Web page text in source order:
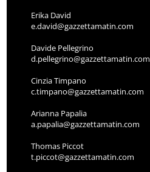
Erika David
e.david@gazzettamatin.com
Davide Pellegrino
d.pellegrino@gazzettamatin.com
Cinzia Timpano
c.timpano@gazzettamatin.com
Arianna Papalia
a.papalia@gazzettamatin.com
Thomas Piccot
t.piccot@gazzettamatin.com